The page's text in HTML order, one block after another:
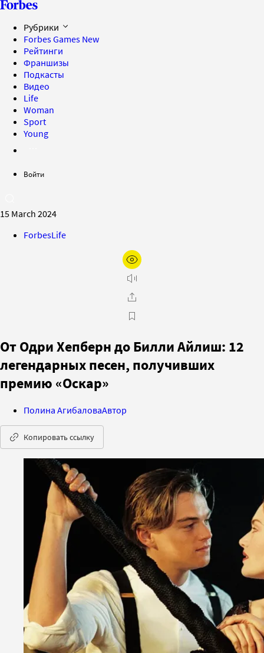
Рубрики
Forbes Games New
Рейтинги
Франшизы
Подкасты
Видео
Life
Woman
Sport
Young
Войти
15 March 2024
ForbesLife
От Одри Хепберн до Билли Айлиш: 12
легендарных песен, получивших
премию «Оскар»
Полина АгибаловаАвтор
Копировать ссылку